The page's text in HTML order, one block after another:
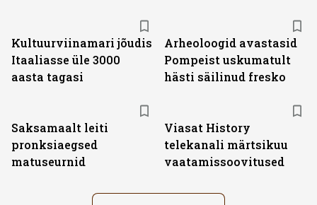
Kultuurviinamari jõudis
Itaaliasse üle 3000
aasta tagasi
Arheoloogid avastasid
Pompeist uskumatult
hästi säilinud fresko
Saksamaalt leiti
pronksiaegsed
matuseurnid
Viasat History
telekanali märtsikuu
vaatamissoovitused